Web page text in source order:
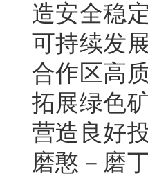
造安全稳
可持续发
合作区高
拓展绿色
营造良好
磨憨－磨